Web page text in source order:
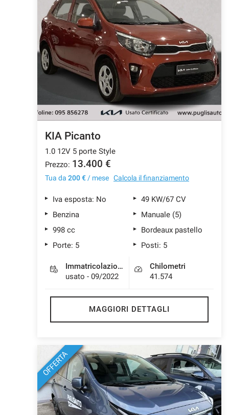
KIA Picanto
1.0 12V 5 porte Style
Prezzo: 13.400 €
Tua da 200 € / mese Calcola il finanziamento
Iva esposta: No
49 KW/67 CV
Benzina
Manuale (5)
998 cc
Bordeaux pastello
Porte: 5
Posti: 5
Immatricolazione
usato - 09/2022
Chilometri
41.574
MAGGIORI DETTAGLI
OFFERTA